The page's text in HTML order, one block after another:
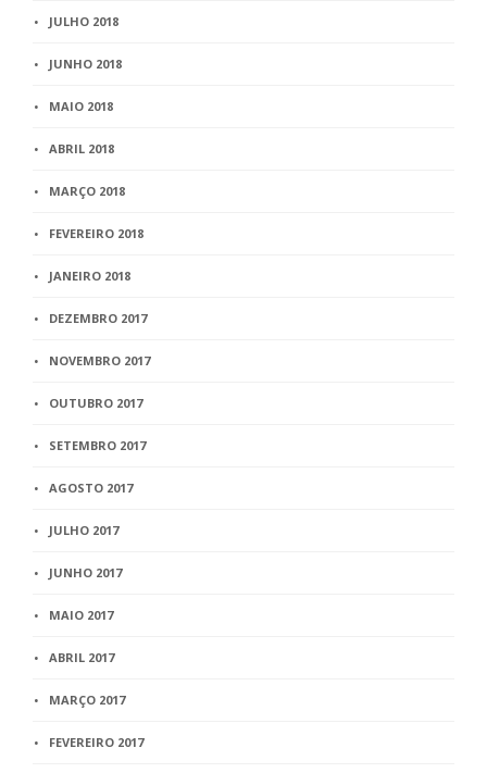
JULHO 2018
JUNHO 2018
MAIO 2018
ABRIL 2018
MARÇO 2018
FEVEREIRO 2018
JANEIRO 2018
DEZEMBRO 2017
NOVEMBRO 2017
OUTUBRO 2017
SETEMBRO 2017
AGOSTO 2017
JULHO 2017
JUNHO 2017
MAIO 2017
ABRIL 2017
MARÇO 2017
FEVEREIRO 2017